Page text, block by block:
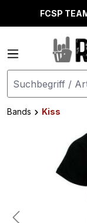
springen
FCSP
Bands
Kiss
Bildergalerie